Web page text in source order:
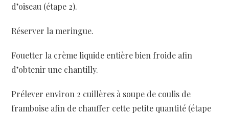
d’oiseau (étape 2).
Réserver la meringue.
Fouetter la crème liquide entière bien froide afin
d’obtenir une chantilly.
Prélever environ 2 cuillères à soupe de coulis de
framboise afin de chauffer cette petite quantité (étape